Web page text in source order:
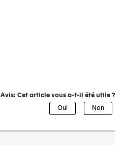
Avis: Cet article vous a-t-il été utile ?